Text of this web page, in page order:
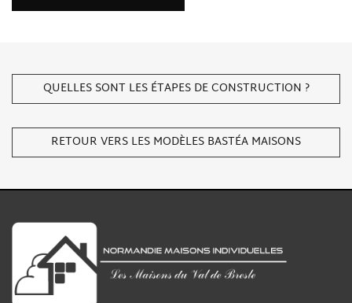
QUELLES SONT LES ÉTAPES DE CONSTRUCTION ?
RETOUR VERS LES MODÈLES BASTÉA MAISONS